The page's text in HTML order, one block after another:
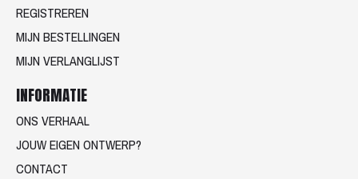
REGISTREREN
MIJN BESTELLINGEN
MIJN VERLANGLIJST
INFORMATIE
ONS VERHAAL
JOUW EIGEN ONTWERP?
CONTACT